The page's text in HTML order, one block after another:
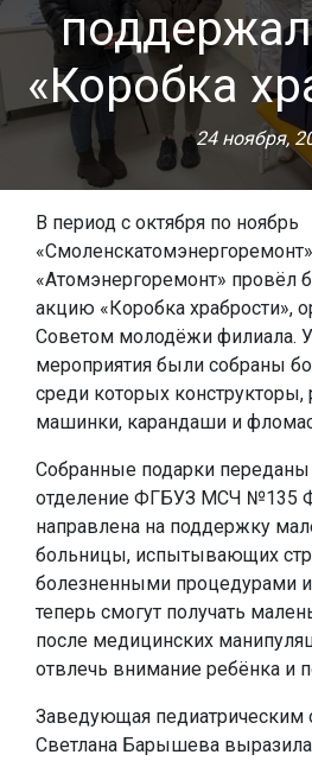
«Коробка
24 ноября,
В период с октября по ноябрь
«Атомэнергоремонт» провёл
акцию «Коробка храбрости»,
Советом молодёжи филиала.
мероприятия были собраны
среди которых конструкторы,
машинки, карандаши и
Собранные подарки переданы
отделение ФГБУЗ МСЧ №135
направлена на поддержку
больницы, испытывающих
болезненными процедурами
теперь смогут получать
после медицинских
отвлечь внимание ребёнка и
Заведующая педиатрическим
Светлана Барышева выразила